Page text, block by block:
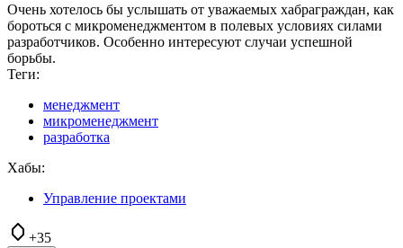
Очень хотелось бы услышать от уважаемых хабраграждан, как
бороться с микроменеджментом в полевых условиях силами
разработчиков. Особенно интересуют случаи успешной
борьбы.
Теги:
менеджмент
микроменеджмент
разработка
Хабы:
Управление проектами
+35